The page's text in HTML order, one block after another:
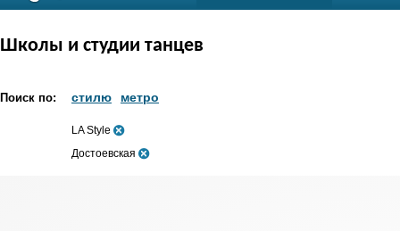
Школы и студии танцев
Поиск по: стилю метро
LA Style
Достоевская